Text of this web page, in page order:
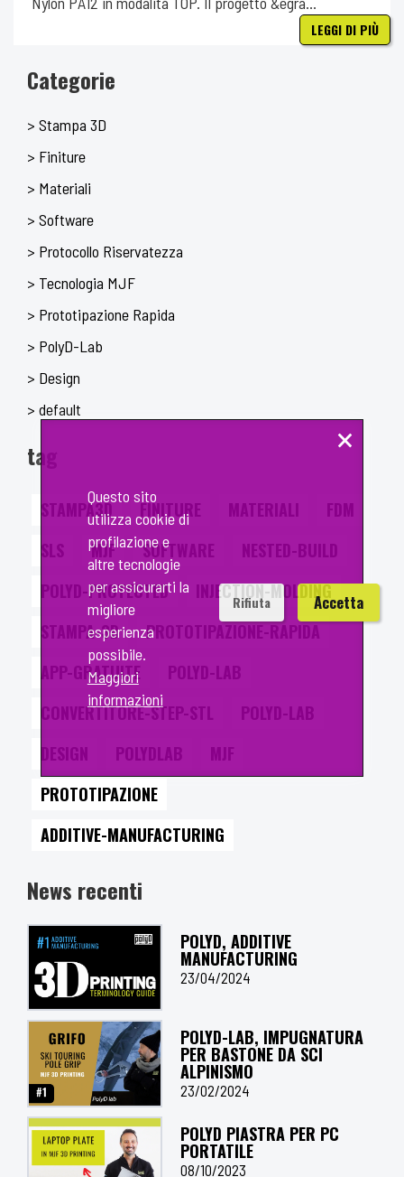
LEGGI DI PIÙ
Categorie
> Stampa 3D
> Finiture
> Materiali
> Software
> Protocollo Riservatezza
> Tecnologia MJF
> Prototipazione Rapida
> PolyD-Lab
> Design
> default
tag
STAMPA3D FINITURE MATERIALI
FDM
SLS
MJF SOFTWARE
NESTED-BUILD
POLYD-PROTECTED
INJECTION-MOLDING
STAMPA-3D
PROTOTIPAZIONE-RAPIDA
APP-GRATUITE
POLYD-LAB
CONVERTITORE-STEP-STL
POLYD-LAB
DESIGN
POLYDLAB
MJF
PROTOTIPAZIONE
ADDITIVE-MANUFACTURING
News recenti
POLYD, ADDITIVE
MANUFACTURING
23/04/2024
POLYD-LAB, IMPUGNATURA
PER BASTONE DA SCI
ALPINISMO
23/02/2024
POLYD PIASTRA PER PC
PORTATILE
08/10/2023
Questo sito
utilizza cookie di
profilazione e
altre tecnologie
per assicurarti la
migliore
esperienza
possibile.
Maggiori
informazioni
Rifiuta Accetta
×